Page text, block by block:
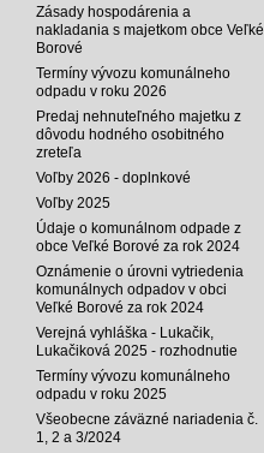
Zásady hospodárenia a
nakladania s majetkom obce Veľké
Borové
Termíny vývozu komunálneho
odpadu v roku 2026
Predaj nehnuteľného majetku z
dôvodu hodného osobitného
zreteľa
Voľby 2026 - doplnkové
Voľby 2025
Údaje o komunálnom odpade z
obce Veľké Borové za rok 2024
Oznámenie o úrovni vytriedenia
komunálnych odpadov v obci
Veľké Borové za rok 2024
Verejná vyhláška - Lukačik,
Lukačiková 2025 - rozhodnutie
Termíny vývozu komunálneho
odpadu v roku 2025
Všeobecne záväzné nariadenia č.
1, 2 a 3/2024